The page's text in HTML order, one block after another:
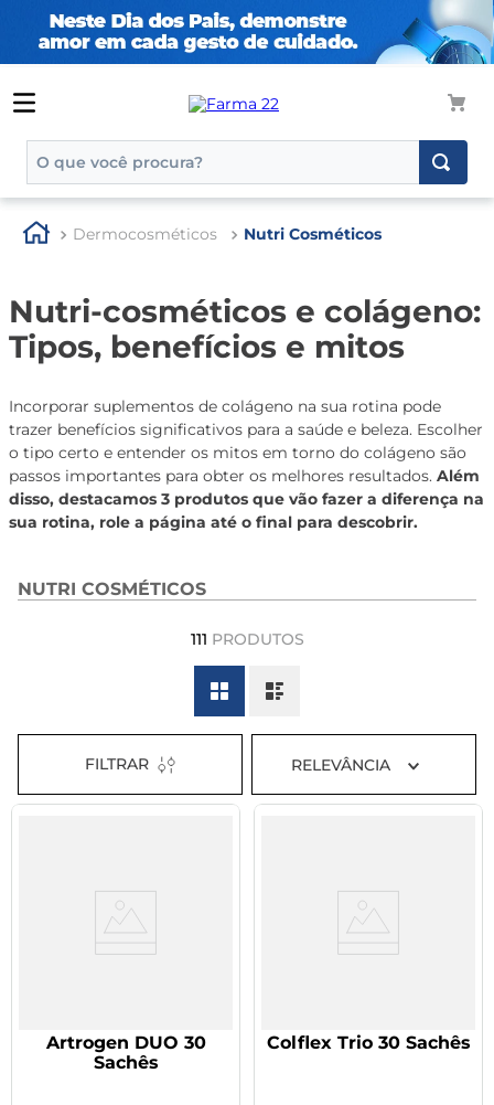
TERMOS MAIS BUSCADOS
1º
tadalafila
3º
generico
º
aptamil
6º
rosuvastatina
7º
dipirona
tadalafila 5mg
10º vitamina
Dermocosméticos Nutri Cosméticos
Nutri-cosméticos e colágeno:
Tipos, benefícios e mitos
Incorporar suplementos de colágeno na sua rotina pode
trazer benefícios significativos para a saúde e beleza. Escolher
o tipo certo e entender os mitos em torno do colágeno são
passos importantes para obter os melhores resultados. Além
disso, destacamos 3 produtos que vão fazer a diferença na
sua rotina, role a página até o final para descobrir.
NUTRI COSMÉTICOS
111 PRODUTOS
FILTRAR RELEVÂNCIA
Artrogen DUO 30
Sachês
Colflex Trio 30 Sachês